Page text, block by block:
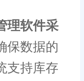
理软件采
保数据的
支持库存